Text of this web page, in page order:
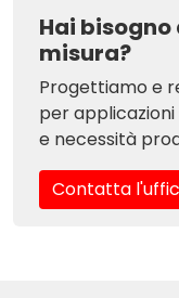
Hai bisogno
misura?
Progettiamo e
per
e necessità
Contatta